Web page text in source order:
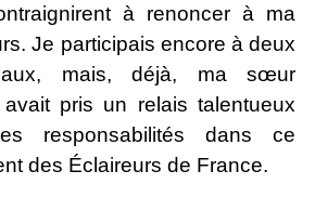
à renoncer à ma
Je participais encore à deux
mais, déjà, ma sœur
pris un relais talentueux
responsabilités dans ce
des Éclaireurs de France.